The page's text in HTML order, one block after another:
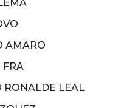
AMARO
FRA
RONALDE LEAL